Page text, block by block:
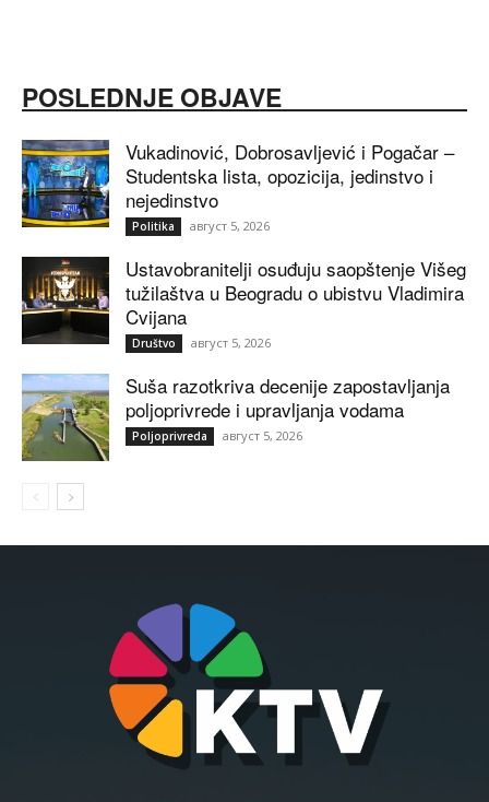
POSLEDNJE OBJAVE
Vukadinović, Dobrosavljević i Pogačar –
Studentska lista, opozicija, jedinstvo i
nejedinstvo
Politika август 5, 2026
Ustavobranitelji osuđuju saopštenje Višeg
tužilaštva u Beogradu o ubistvu Vladimira
Cvijana
Društvo август 5, 2026
Suša razotkriva decenije zapostavljanja
poljoprivrede i upravljanja vodama
Poljoprivreda август 5, 2026